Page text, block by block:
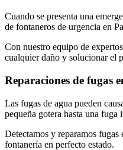
Cuando se presenta una
de fontaneros de urgencia en
Con nuestro equipo de
cualquier daño y solucionar el
Reparaciones de fugas
Las fugas de agua pueden
pequeña gotera hasta una
Detectamos y reparamos
fontanería en perfecto estado.